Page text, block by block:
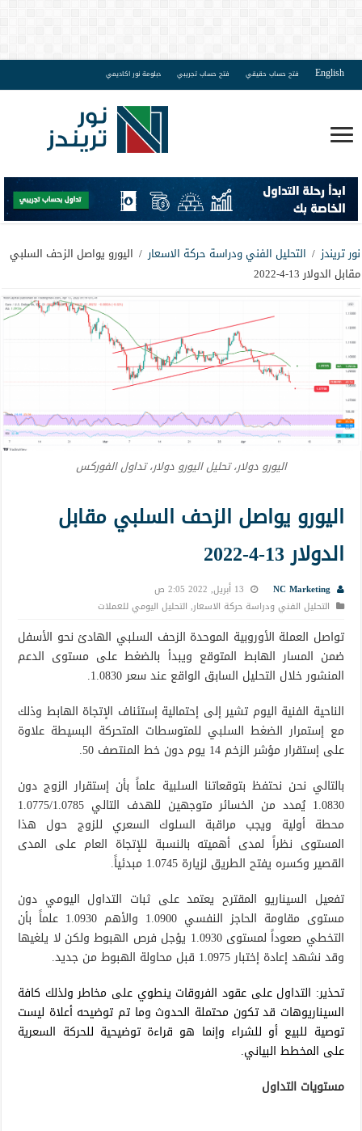
English فتح حساب حقيقي فتح حساب تجريبي دبلومة نور اكاديمي
نور تريندز / التحليل الفني ودراسة حركة الاسعار / اليورو يواصل الزحف السلبي
مقابل الدولار 13-4-2022
اليورو دولار، تحليل اليورو دولار، تداول الفوركس
اليورو يواصل الزحف السلبي مقابل
الدولار 13-4-2022
NC Marketing
13 أبريل, 2022 2:05 ص
التحليل الفني ودراسة حركة الاسعار, التحليل اليومي للعملات
تواصل العملة الأوروبية الموحدة الزحف السلبي الهادئ نحو الأسفل
ضمن المسار الهابط المتوقع ويبدأ بالضغط على مستوى الدعم
المنشور خلال التحليل السابق الواقع عند سعر 1.0830.
الناحية الفنية اليوم تشير إلى إحتمالية إستئناف الإتجاة الهابط وذلك
مع إستمرار الضغط السلبي للمتوسطات المتحركة البسيطة علاوة
على إستقرار مؤشر الزخم 14 يوم دون خط المنتصف 50.
بالتالي نحن نحتفظ بتوقعاتنا السلبية علماً بأن إستقرار الزوج دون
1.0830 يُمدد من الخسائر متوجهين للهدف التالي 1.0775/1.0785
محطة أولية ويجب مراقبة السلوك السعري للزوج حول هذا
المستوى نظراً لمدى أهميته بالنسبة للإتجاة العام على المدى
القصير وكسره يفتح الطريق لزيارة 1.0745 مبدئياً.
تفعيل السيناريو المقترح يعتمد على ثبات التداول اليومي دون
مستوى مقاومة الحاجز النفسي 1.0900 والأهم 1.0930 علماً بأن
التخطي صعوداً لمستوى 1.0930 يؤجل فرص الهبوط ولكن لا يلغيها
وقد نشهد إعادة إختبار 1.0975 قبل محاولة الهبوط من جديد.
تحذير: التداول على عقود الفروقات ينطوي على مخاطر ولذلك كافة
السيناريوهات قد تكون محتملة الحدوث وما تم توضيحه أعلاة ليست
توصية للبيع أو للشراء وإنما هو قراءة توضيحية للحركة السعرية
على المخطط البياني.
مستويات التداول